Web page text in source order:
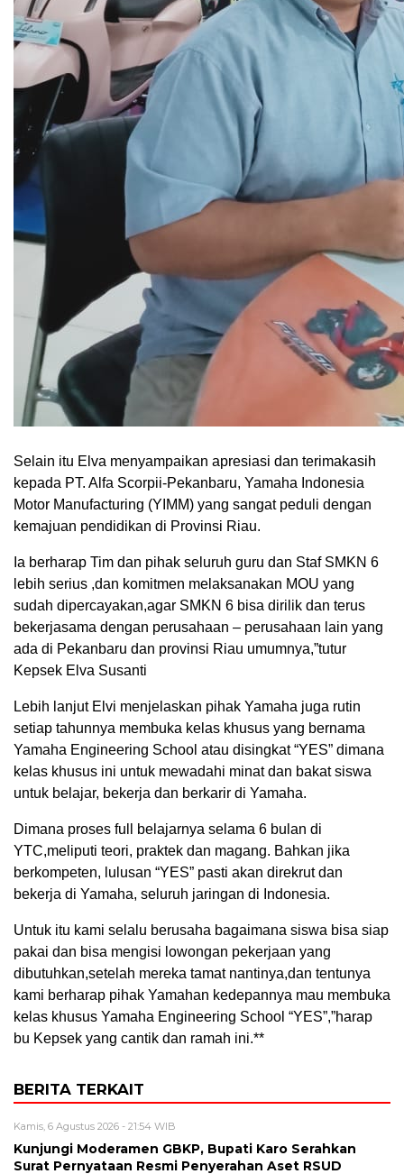
Selain itu Elva menyampaikan apresiasi dan terimakasih
kepada PT. Alfa Scorpii-Pekanbaru, Yamaha Indonesia
Motor Manufacturing (YIMM) yang sangat peduli dengan
kemajuan pendidikan di Provinsi Riau.
Ia berharap Tim dan pihak seluruh guru dan Staf SMKN 6
lebih serius ,dan komitmen melaksanakan MOU yang
sudah dipercayakan,agar SMKN 6 bisa dirilik dan terus
bekerjasama dengan perusahaan – perusahaan lain yang
ada di Pekanbaru dan provinsi Riau umumnya,”tutur
Kepsek Elva Susanti
Lebih lanjut Elvi menjelaskan pihak Yamaha juga rutin
setiap tahunnya membuka kelas khusus yang bernama
Yamaha Engineering School atau disingkat “YES” dimana
kelas khusus ini untuk mewadahi minat dan bakat siswa
untuk belajar, bekerja dan berkarir di Yamaha.
Dimana proses full belajarnya selama 6 bulan di
YTC,meliputi teori, praktek dan magang. Bahkan jika
berkompeten, lulusan “YES” pasti akan direkrut dan
bekerja di Yamaha, seluruh jaringan di Indonesia.
Untuk itu kami selalu berusaha bagaimana siswa bisa siap
pakai dan bisa mengisi lowongan pekerjaan yang
dibutuhkan,setelah mereka tamat nantinya,dan tentunya
kami berharap pihak Yamahan kedepannya mau membuka
kelas khusus Yamaha Engineering School “YES”,”harap
bu Kepsek yang cantik dan ramah ini.**
BERITA TERKAIT
Kamis, 6 Agustus 2026 - 21:54 WIB
Kunjungi Moderamen GBKP, Bupati Karo Serahkan
Surat Pernyataan Resmi Penyerahan Aset RSUD